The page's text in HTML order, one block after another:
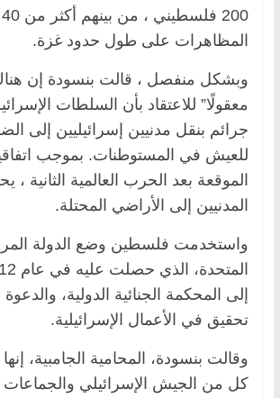
المظاهرات على طول حدود غزة.
وبشكل منفصل ، قالت بنسودة إن
معقولًا” للاعتقاد بأن السلطات
جرائم بنقل مدنيين إسرائيليين إلى
للعيش في المستوطنات. بموجب
الموقعة بعد الحرب العالمية الثانية ،
المدنيين إلى الأراضي المحتلة.
واستخدمت فلسطين وضع الدولة
إلى المحكمة الجنائية الدولية،
تحقيق في الأعمال الإسرائيلية.
وقالت بنسودة، المحامية الجامبية،
كل من الجيش الإسرائيلي والجماعات